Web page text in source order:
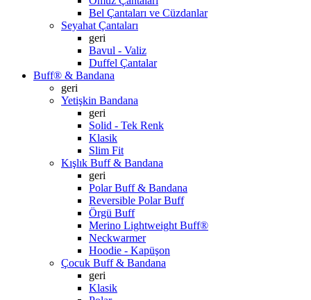
Bel Çantaları ve Cüzdanlar
Seyahat Çantaları
geri
Bavul - Valiz
Duffel Çantalar
Buff® & Bandana
geri
Yetişkin Bandana
geri
Solid - Tek Renk
Klasik
Slim Fit
Kışlık Buff & Bandana
geri
Polar Buff & Bandana
Reversible Polar Buff
Örgü Buff
Merino Lightweight Buff®
Neckwarmer
Hoodie - Kapüşon
Çocuk Buff & Bandana
geri
Klasik